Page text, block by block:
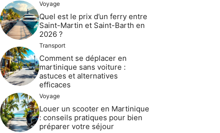
Voyage
Quel est le prix d’un ferry entre
Saint-Martin et Saint-Barth en
2026 ?
Transport
Comment se déplacer en
martinique sans voiture :
astuces et alternatives
efficaces
Voyage
Louer un scooter en Martinique
: conseils pratiques pour bien
préparer votre séjour